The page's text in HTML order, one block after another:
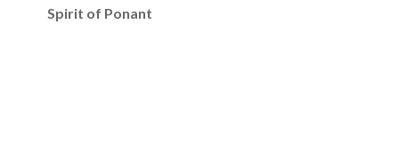
Spirit of Ponant